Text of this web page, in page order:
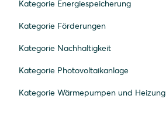
Kategorie Energiespeicherung
Kategorie Förderungen
Kategorie Nachhaltigkeit
Kategorie Photovoltaikanlage
Kategorie Wärmepumpen und Heizung